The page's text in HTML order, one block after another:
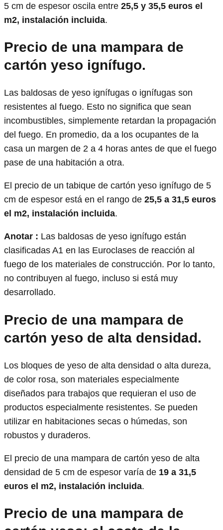
5 cm de espesor oscila entre 25,5 y 35,5 euros el
m2, instalación incluida.
Precio de una mampara de
cartón yeso ignífugo.
Las baldosas de yeso ignífugas o ignífugas son
resistentes al fuego. Esto no significa que sean
incombustibles, simplemente retardan la propagación
del fuego. En promedio, da a los ocupantes de la
casa un margen de 2 a 4 horas antes de que el fuego
pase de una habitación a otra.
El precio de un tabique de cartón yeso ignífugo de 5
cm de espesor está en el rango de 25,5 a 31,5 euros
el m2, instalación incluida.
Anotar : Las baldosas de yeso ignífugo están
clasificadas A1 en las Euroclases de reacción al
fuego de los materiales de construcción. Por lo tanto,
no contribuyen al fuego, incluso si está muy
desarrollado.
Precio de una mampara de
cartón yeso de alta densidad.
Los bloques de yeso de alta densidad o alta dureza,
de color rosa, son materiales especialmente
diseñados para trabajos que requieran el uso de
productos especialmente resistentes. Se pueden
utilizar en habitaciones secas o húmedas, son
robustos y duraderos.
El precio de una mampara de cartón yeso de alta
densidad de 5 cm de espesor varía de 19 a 31,5
euros el m2, instalación incluida.
Precio de una mampara de